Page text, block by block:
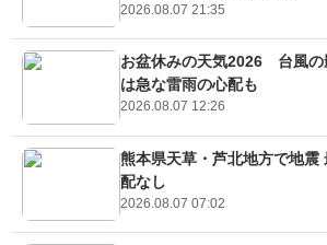
2026.08.07 21:35
お盆休みの天気2026 台風
は急な雷雨の心配も
2026.08.07 12:26
熊本県天草・芦北地方で地震
配なし
2026.08.07 07:02